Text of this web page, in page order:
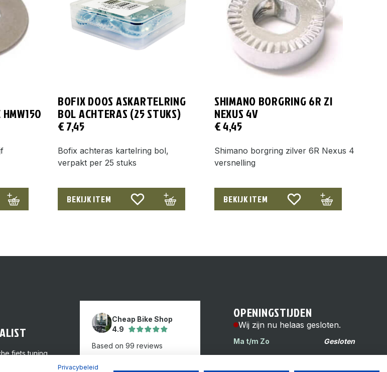
BOFIX DOOS ASKARTELRING
BOL ACHTERAS (25 STUKS)
€7,45
Bofix achteras kartelring bol,
verpakt per 25 stuks
BEKIJK ITEM
SHIMANO BORGRING 6R ZI
NEXUS 4V
€4,45
Shimano borgring zilver 6R Nexus 4
versnelling
BEKIJK ITEM
fiets tuning
Cheap Bike Shop
4.9
Based on 99 reviews
OPENINGSTIJDEN
Wij zijn nu helaas gesloten.
Ma t/m Zo Gesloten
Privacybeleid